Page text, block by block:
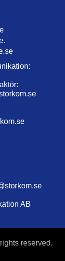
AB
reserved.